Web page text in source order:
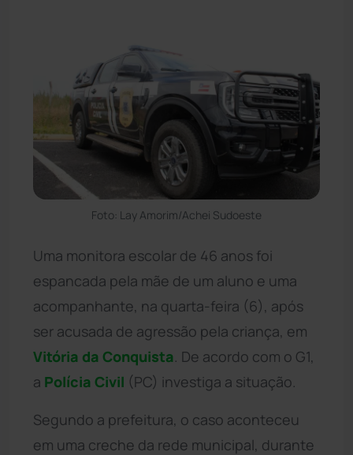
Foto: Lay Amorim/Achei Sudoeste
Uma monitora escolar de 46 anos foi
espancada pela mãe de um aluno e uma
acompanhante, na quarta-feira (6), após
ser acusada de agressão pela criança, em
Vitória da Conquista . De acordo com o G1,
a Polícia Civil (PC) investiga a situação.
Segundo a prefeitura, o caso aconteceu
em uma creche da rede municipal, durante